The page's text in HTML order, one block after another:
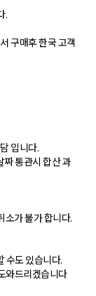
.
구매후 한국 고객
입니다.
통관시 합산 과
소가 불가 합니다.
수도 있습니다.
와드리겠습니다